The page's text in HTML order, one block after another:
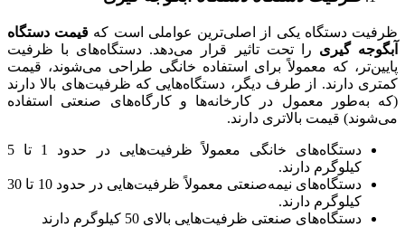
ظرفیت دستگاه یکی از اصلی‌ترین عواملی است که قیمت دستگاه
آبگوجه گیری را تحت تاثیر قرار می‌دهد. دستگاه‌های با ظرفیت
پایین‌تر، که معمولاً برای استفاده خانگی طراحی می‌شوند، قیمت
کمتری دارند. از طرف دیگر، دستگاه‌هایی که ظرفیت‌های بالا دارند
(که به‌طور معمول در کارخانه‌ها و کارگاه‌های صنعتی استفاده
می‌شوند) قیمت بالاتری دارند.
دستگاه‌های خانگی معمولاً ظرفیت‌هایی در حدود 1 تا 5
کیلوگرم دارند.
دستگاه‌های نیمه‌صنعتی معمولاً ظرفیت‌هایی در حدود 10 تا 30
کیلوگرم دارند.
دستگاه‌های صنعتی ظرفیت‌هایی بالای 50 کیلوگرم دارند